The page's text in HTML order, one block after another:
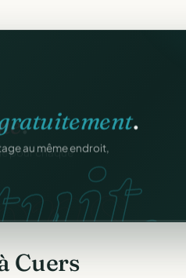
.
pour chaque
Cuers